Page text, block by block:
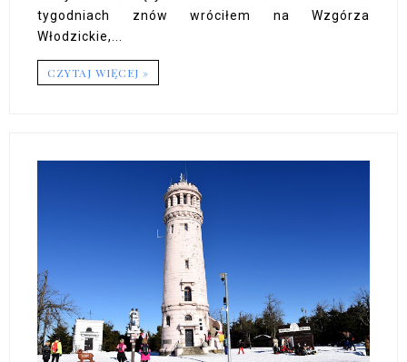
tygodniach znów wróciłem na Wzgórza
Włodzickie,...
CZYTAJ WIĘCEJ »